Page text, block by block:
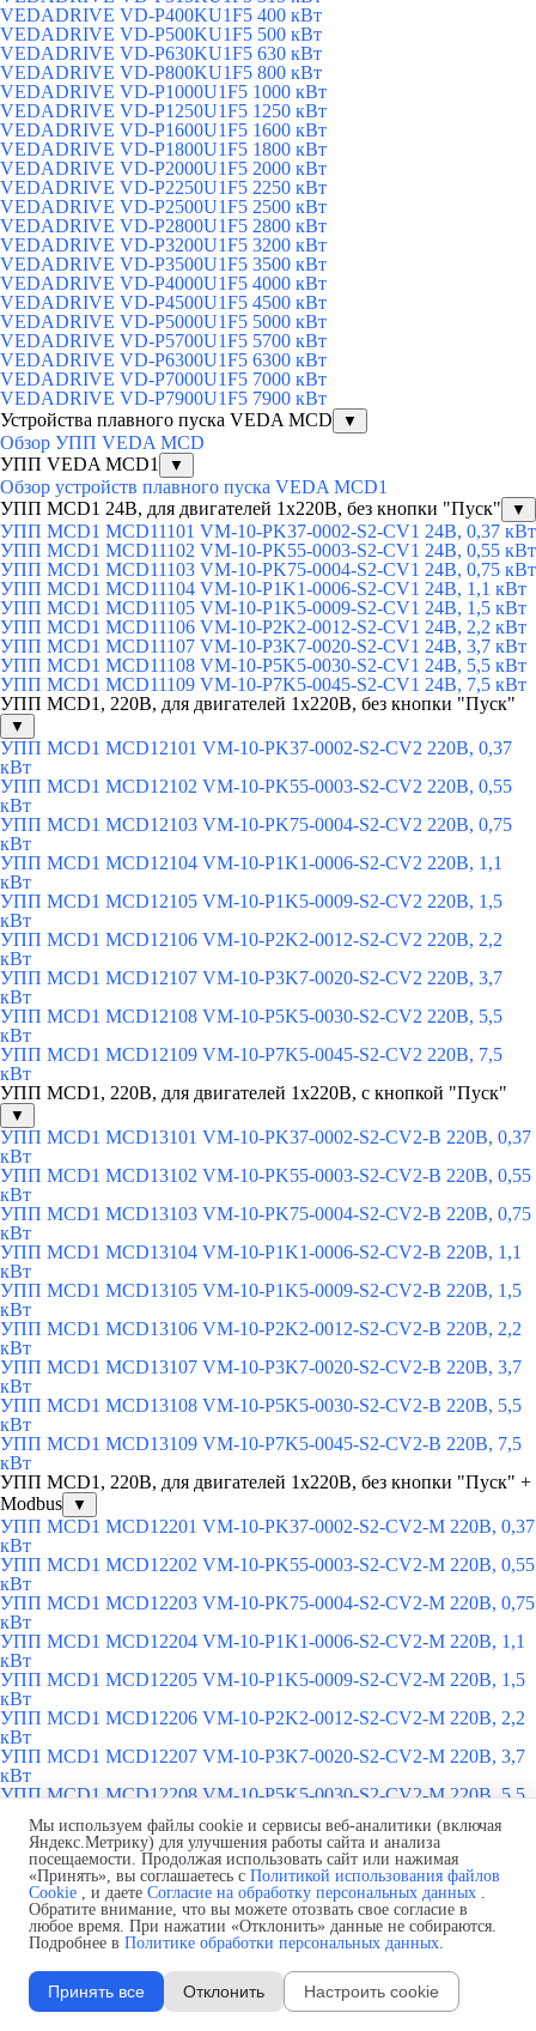
VEDADRIVE VD-P400KU1F5 400 кВт
VEDADRIVE VD-P500KU1F5 500 кВт
VEDADRIVE VD-P630KU1F5 630 кВт
VEDADRIVE VD-P800KU1F5 800 кВт
VEDADRIVE VD-P1000U1F5 1000 кВт
VEDADRIVE VD-P1250U1F5 1250 кВт
VEDADRIVE VD-P1600U1F5 1600 кВт
VEDADRIVE VD-P1800U1F5 1800 кВт
VEDADRIVE VD-P2000U1F5 2000 кВт
VEDADRIVE VD-P2250U1F5 2250 кВт
VEDADRIVE VD-P2500U1F5 2500 кВт
VEDADRIVE VD-P2800U1F5 2800 кВт
VEDADRIVE VD-P3200U1F5 3200 кВт
VEDADRIVE VD-P3500U1F5 3500 кВт
VEDADRIVE VD-P4000U1F5 4000 кВт
VEDADRIVE VD-P4500U1F5 4500 кВт
VEDADRIVE VD-P5000U1F5 5000 кВт
VEDADRIVE VD-P5700U1F5 5700 кВт
VEDADRIVE VD-P6300U1F5 6300 кВт
VEDADRIVE VD-P7000U1F5 7000 кВт
VEDADRIVE VD-P7900U1F5 7900 кВт
Устройства плавного пуска VEDA MCD
▼
Обзор УПП VEDA MCD
УПП VEDA MCD1
▼
Обзор устройств плавного пуска VEDA MCD1
УПП MCD1 24В, для двигателей 1х220В, без кнопки "Пуск"
▼
УПП MCD1 MCD11101 VM-10-PK37-0002-S2-CV1 24В, 0,37 кВт
УПП MCD1 MCD11102 VM-10-PK55-0003-S2-CV1 24В, 0,55 кВт
УПП MCD1 MCD11103 VM-10-PK75-0004-S2-CV1 24В, 0,75 кВт
УПП MCD1 MCD11104 VM-10-P1K1-0006-S2-CV1 24В, 1,1 кВт
УПП MCD1 MCD11105 VM-10-P1K5-0009-S2-CV1 24В, 1,5 кВт
УПП MCD1 MCD11106 VM-10-P2K2-0012-S2-CV1 24В, 2,2 кВт
УПП MCD1 MCD11107 VM-10-P3K7-0020-S2-CV1 24В, 3,7 кВт
УПП MCD1 MCD11108 VM-10-P5K5-0030-S2-CV1 24В, 5,5 кВт
УПП MCD1 MCD11109 VM-10-P7K5-0045-S2-CV1 24В, 7,5 кВт
УПП MCD1, 220В, для двигателей 1х220В, без кнопки "Пуск"
▼
УПП MCD1 MCD12101 VM-10-PK37-0002-S2-CV2 220В, 0,37
кВт
УПП MCD1 MCD12102 VM-10-PK55-0003-S2-CV2 220В, 0,55
кВт
УПП MCD1 MCD12103 VM-10-PK75-0004-S2-CV2 220В, 0,75
кВт
УПП MCD1 MCD12104 VM-10-P1K1-0006-S2-CV2 220В, 1,1
кВт
УПП MCD1 MCD12105 VM-10-P1K5-0009-S2-CV2 220В, 1,5
кВт
УПП MCD1 MCD12106 VM-10-P2K2-0012-S2-CV2 220В, 2,2
кВт
УПП MCD1 MCD12107 VM-10-P3K7-0020-S2-CV2 220В, 3,7
кВт
УПП MCD1 MCD12108 VM-10-P5K5-0030-S2-CV2 220В, 5,5
кВт
УПП MCD1 MCD12109 VM-10-P7K5-0045-S2-CV2 220В, 7,5
кВт
УПП MCD1, 220B, для двигателей 1х220В, с кнопкой "Пуск"
▼
УПП MCD1 MCD13101 VM-10-PK37-0002-S2-CV2-B 220В, 0,37
кВт
УПП MCD1 MCD13102 VM-10-PK55-0003-S2-CV2-B 220В, 0,55
кВт
УПП MCD1 MCD13103 VM-10-PK75-0004-S2-CV2-B 220В, 0,75
кВт
УПП MCD1 MCD13104 VM-10-P1K1-0006-S2-CV2-B 220В, 1,1
кВт
УПП MCD1 MCD13105 VM-10-P1K5-0009-S2-CV2-B 220В, 1,5
кВт
УПП MCD1 MCD13106 VM-10-P2K2-0012-S2-CV2-B 220В, 2,2
кВт
УПП MCD1 MCD13107 VM-10-P3K7-0020-S2-CV2-B 220В, 3,7
кВт
УПП MCD1 MCD13108 VM-10-P5K5-0030-S2-CV2-B 220В, 5,5
кВт
УПП MCD1 MCD13109 VM-10-P7K5-0045-S2-CV2-B 220В, 7,5
кВт
УПП MCD1, 220В, для двигателей 1х220В, без кнопки "Пуск" +
Modbus
▼
УПП MCD1 MCD12201 VM-10-PK37-0002-S2-CV2-M 220В, 0,37
кВт
УПП MCD1 MCD12202 VM-10-PK55-0003-S2-CV2-M 220В, 0,55
кВт
УПП MCD1 MCD12203 VM-10-PK75-0004-S2-CV2-M 220В, 0,75
кВт
УПП MCD1 MCD12204 VM-10-P1K1-0006-S2-CV2-M 220В, 1,1
кВт
УПП MCD1 MCD12205 VM-10-P1K5-0009-S2-CV2-M 220В, 1,5
кВт
УПП MCD1 MCD12206 VM-10-P2K2-0012-S2-CV2-M 220В, 2,2
кВт
УПП MCD1 MCD12207 VM-10-P3K7-0020-S2-CV2-M 220В, 3,7
кВт
УПП MCD1 MCD12208 VM-10-P5K5-0030-S2-CV2-M 220В, 5,5
УПП MCD1 MCD12209 VM-10-P7K5-0045-S2-CV2-M 220В, 7,5
кВт
УПП MCD1, 220В, для двигателей 1х220В, с кнопкой "Пуск" +
Modbus ▼
УПП MCD1 MCD13301 VM-10-PK37-0002-S2-CV2-B-M 220В,
0,37 кВт
УПП MCD1 MCD13302 VM-10-PK55-0003-S2-CV2-B-M 220В,
0,55 кВт
УПП MCD1 MCD13303 VM-10-PK75-0004-S2-CV2-B-M 220В,
0,75 кВт
Мы используем файлы cookie и сервисы веб-аналитики (включая
Яндекс.Метрику) для улучшения работы сайта и анализа
посещаемости. Продолжая использовать сайт или нажимая
«Принять», вы соглашаетесь с Политикой использования файлов
Cookie , и даете Согласие на обработку персональных данных .
Обратите внимание, что вы можете отозвать свое согласие в
любое время. При нажатии «Отклонить» данные не собираются.
Подробнее в Политике обработки персональных данных.
Принять все Отклонить Настроить cookie